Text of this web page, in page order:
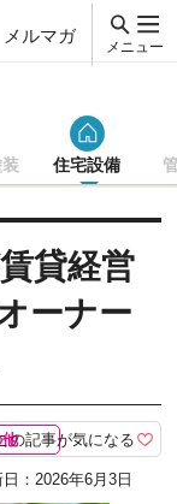
メルマガ
メニュー
住宅設備
「ナフサショック
貸経営
ーナー
の記事が気になる
：2026年6月3日